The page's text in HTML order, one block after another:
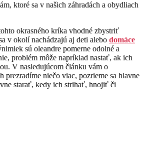
ktoré sa v našich záhradách a obydliach
okrasného kríka vhodné zbystriť
v okolí nachádzajú aj deti alebo domáce
sú oleandre pomerne odolné a
problém môže napríklad nastať, ak ich
V nasledujúcom článku vám o
prezradíme niečo viac, pozrieme sa hlavne
starať, kedy ich strihať, hnojiť či